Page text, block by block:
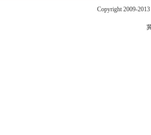
Copyright 2009-